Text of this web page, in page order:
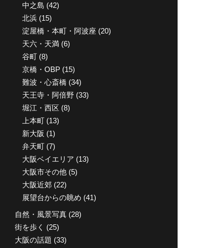
中之島 (42)
北浜 (15)
淀屋橋・本町・阿波座 (20)
天六・天満 (6)
谷町 (8)
京橋・OBP (15)
難波・心斎橋 (34)
天王寺・阿倍野 (33)
堀江・西区 (8)
上本町 (13)
新大阪 (1)
弁天町 (7)
大阪ベイエリア (13)
大阪市その他 (5)
大阪近郊 (22)
展望台からの眺め (41)
自然・風景写真 (28)
街を歩く (25)
大阪の話題 (33)